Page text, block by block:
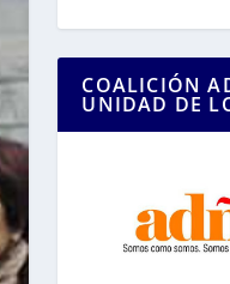
COALICIÓN
UNIDAD DE